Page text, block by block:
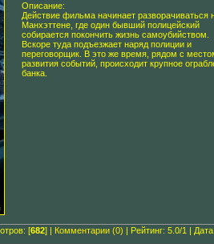
Описание:
Действие фильма начинает разворачиваться
Манхэттене, где один бывший полицейский
собирается покончить жизнь самоубийством.
Вскоре туда подъезжает наряд полиции и
переговорщик. В это же время, рядом с
развития событий, происходит крупное
банка.
[682] | Комментарии (0) | Рейтинг: 5.0/1 | Дата: